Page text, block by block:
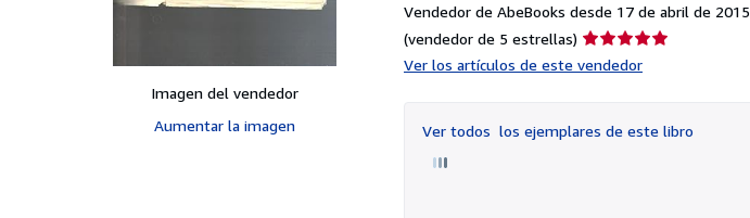
Imagen del vendedor
Aumentar la imagen
Vendedor de AbeBooks desde 17 de abril de 2015
(vendedor de 5 estrellas) Calificación
Ver los artículos de este vendedor
Ver todos los ejemplares de este libro